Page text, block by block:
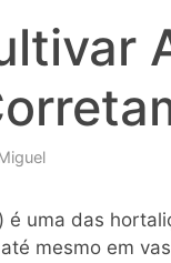
) é uma das
mesmo em